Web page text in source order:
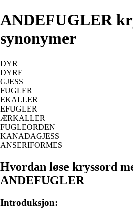
ANDEFUGLER
synonymer
DYR
DYRE
GJESS
FUGLER
EKALLER
EFUGLER
ÆRKALLER
FUGLEORDEN
KANADAGJESS
ANSERIFORMES
Hvordan løse kryssord
ANDEFUGLER
Introduksjon: